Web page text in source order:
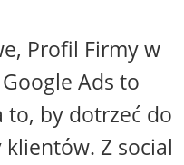
Profil Firmy w
Ads to
to, by dotrzeć do
klientów. Z social